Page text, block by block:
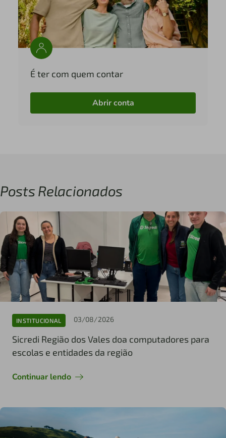
É ter com quem contar
Abrir conta
Posts Relacionados
INSTITUCIONAL 03/08/2026
Sicredi Região dos Vales doa computadores para
escolas e entidades da região
Continuar lendo